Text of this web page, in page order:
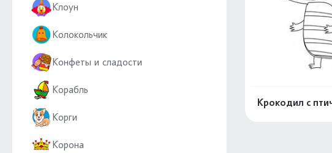
Клоун
Колокольчик
Конфеты и сладости
Корабль
Корги
Корона
Крокодил с